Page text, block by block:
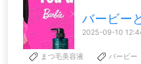
バービー
2025-09-10
まつ毛美容液 バービー